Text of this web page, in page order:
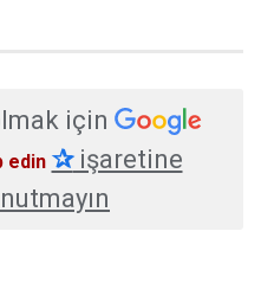
için
edin ✰işaretine